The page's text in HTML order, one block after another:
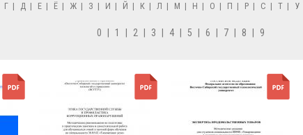
Г | Д | Е | Ё | Ж | З | И | Й | К | Л | М | Н | О | П | Р | С | Т | У
0 1 2 3 4 5 6 7 8 9